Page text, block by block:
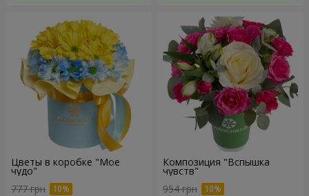
Цветы в коробке "Мое
чудо"
777 грн
Композиция "Вспышка
чувств"
954 грн